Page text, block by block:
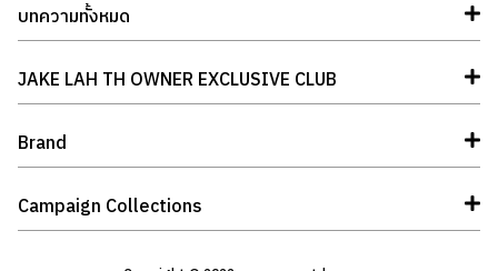
บทความทั้งหมด
JAKE LAH TH OWNER EXCLUSIVE CLUB
Brand
Campaign Collections